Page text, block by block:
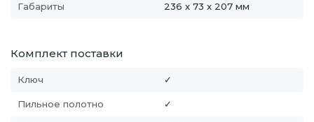
Габариты 236 x 73 x 207 мм
Комплект поставки
Ключ ✓
Пильное полотно ✓